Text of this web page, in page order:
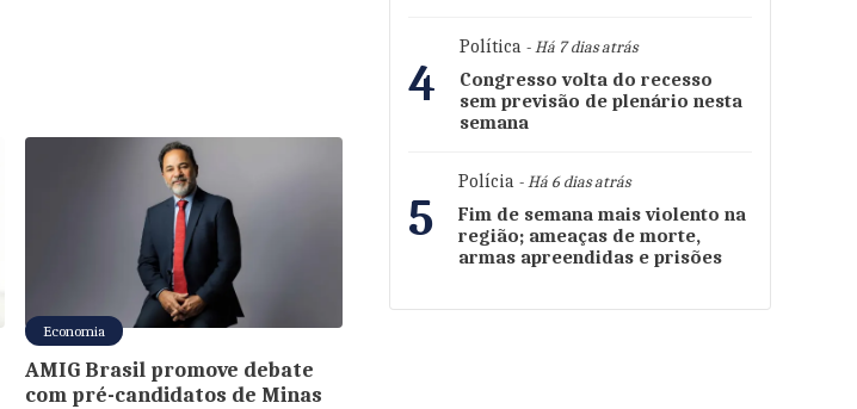
Economia
AMIG Brasil promove debate
com pré-candidatos de Minas
4
Política - Há 7 dias atrás
Congresso volta do recesso
sem previsão de plenário nesta
semana
5
Polícia - Há 6 dias atrás
Fim de semana mais violento na
região; ameaças de morte,
armas apreendidas e prisões